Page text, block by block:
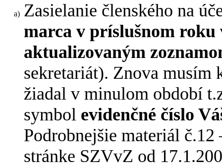
Zasielanie členského na
marca v príslušnom roku
aktualizovaným
sekretariát). Znova musím
žiadal v minulom období
symbol evidenčné číslo
Podrobnejšie materiál
stránke SZVvZ od